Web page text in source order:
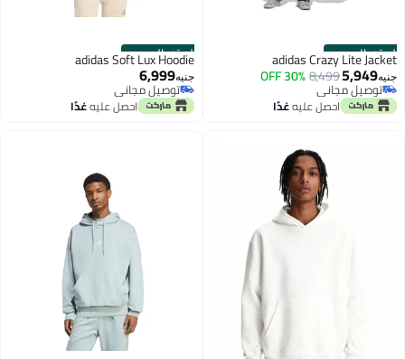
الستور الرسمي
adidas Crazy Lite Jacket
جنيه5,949
8,499
30% OFF
توصيل مجاني
توصيل مجانياحصل عليهغدًا
الستور الرسمي
adidas Soft Lux Hoodie
جنيه6,999
توصيل مجاني
توصيل مجانياحصل عليهغدًا